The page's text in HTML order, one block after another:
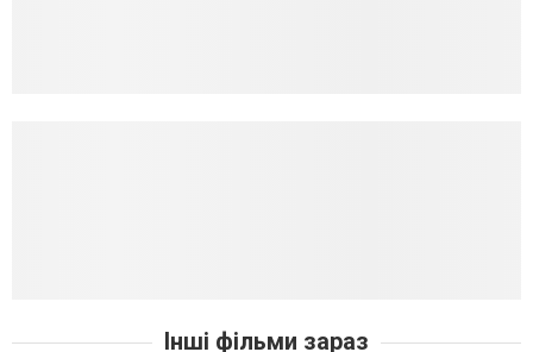
Інші фільми зараз